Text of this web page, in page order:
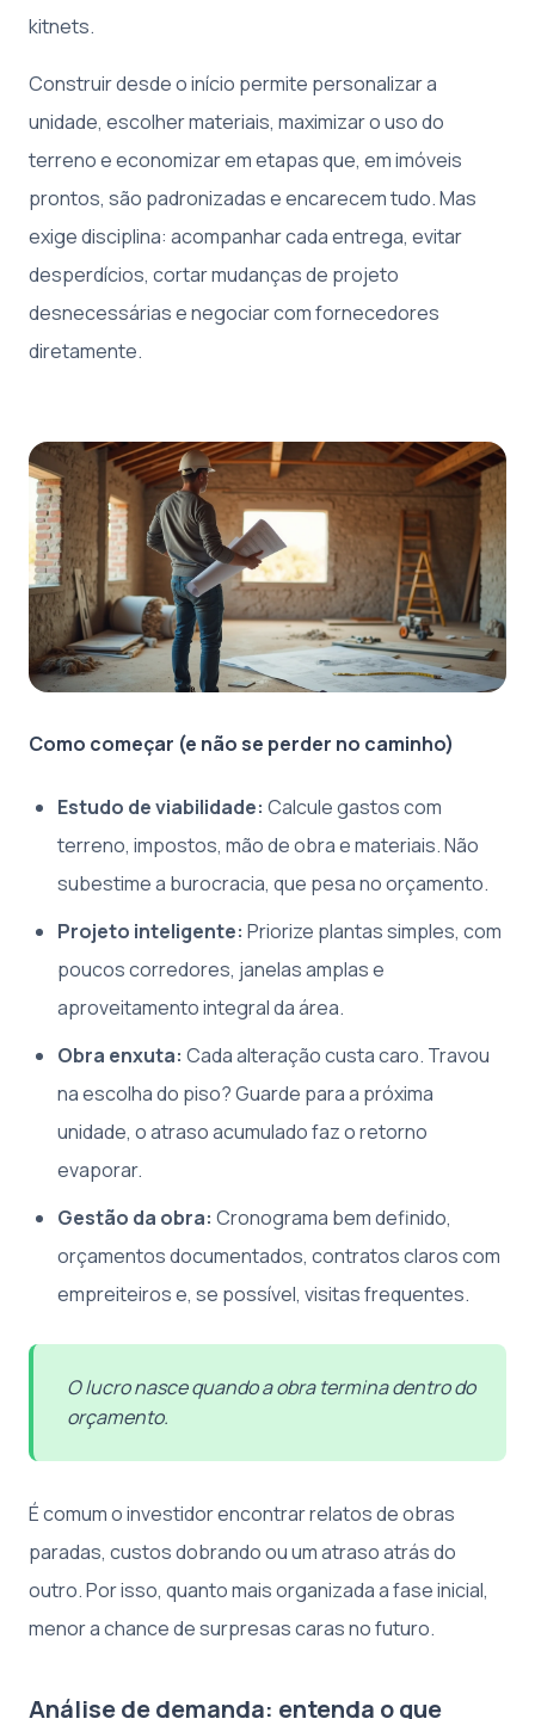
kitnets.
Construir desde o início permite personalizar a
unidade, escolher materiais, maximizar o uso do
terreno e economizar em etapas que, em imóveis
prontos, são padronizadas e encarecem tudo. Mas
exige disciplina: acompanhar cada entrega, evitar
desperdícios, cortar mudanças de projeto
desnecessárias e negociar com fornecedores
diretamente.
Como começar (e não se perder no caminho)
Estudo de viabilidade: Calcule gastos com
terreno, impostos, mão de obra e materiais. Não
subestime a burocracia, que pesa no orçamento.
Projeto inteligente: Priorize plantas simples, com
poucos corredores, janelas amplas e
aproveitamento integral da área.
Obra enxuta: Cada alteração custa caro. Travou
na escolha do piso? Guarde para a próxima
unidade, o atraso acumulado faz o retorno
evaporar.
Gestão da obra: Cronograma bem definido,
orçamentos documentados, contratos claros com
empreiteiros e, se possível, visitas frequentes.
O lucro nasce quando a obra termina dentro do
orçamento.
É comum o investidor encontrar relatos de obras
paradas, custos dobrando ou um atraso atrás do
outro. Por isso, quanto mais organizada a fase inicial,
menor a chance de surpresas caras no futuro.
Análise de demanda: entenda o que